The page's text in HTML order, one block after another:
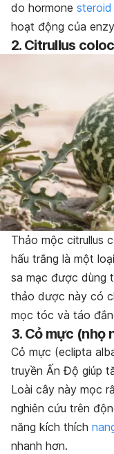
do hormone steroid
hoạt động của
2. Citrullus
Thảo mộc citrullus
hấu trắng là một
sa mạc được dùng
thảo dược này có
mọc tóc và táo
3. Cỏ mực (nhọ
Cỏ mực (eclipta
truyền Ấn Độ giúp
Loài cây này mọc
nghiên cứu trên
năng kích thích
nhanh hơn.